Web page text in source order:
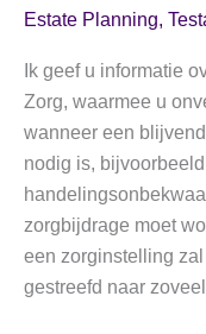
Estate Planning,
Ik geef u informatie
Zorg, waarmee u
wanneer een
nodig is,
zorgbijdrage moet
een zorginstelling
gestreefd naar